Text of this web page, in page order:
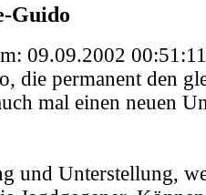
Guido
09.09.2002 00:51:11
die permanent den
mal einen neuen
und Unterstellung,